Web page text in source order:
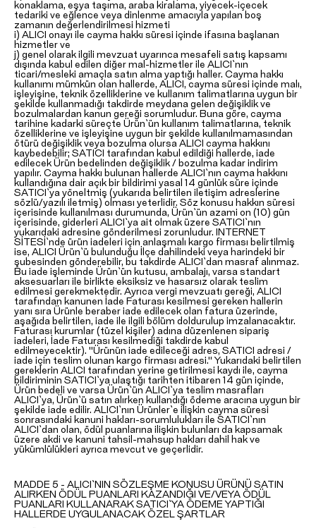
konaklama, eşya taşıma, araba kiralama, yiyecek-içecek
tedariki ve eğlence veya dinlenme amacıyla yapılan boş
zamanın değerlendirilmesi hizmeti
i) ALICI onayı ile cayma hakkı süresi içinde ifasına başlanan
hizmetler ve
j) genel olarak ilgili mevzuat uyarınca mesafeli satış kapsamı
dışında kabul edilen diğer mal-hizmetler ile ALICI`nın
ticari/mesleki amaçla satın alma yaptığı haller. Cayma hakkı
kullanımı mümkün olan hallerde, ALICI, cayma süresi içinde malı,
işleyişine, teknik özelliklerine ve kullanım talimatlarına uygun bir
şekilde kullanmadığı takdirde meydana gelen değişiklik ve
bozulmalardan kanun gereği sorumludur. Buna göre, cayma
tarihine kadarki süreçte Ürün`ün kullanım talimatlarına, teknik
özelliklerine ve işleyişine uygun bir şekilde kullanılmamasından
ötürü değişiklik veya bozulma olursa ALICI cayma hakkını
kaybedebilir; SATICI tarafından kabul edildiği hallerde, iade
edilecek Ürün bedelinden değişiklik / bozulma kadar indirim
yapılır. Cayma hakkı bulunan hallerde ALICI`nın cayma hakkını
kullandığına dair açık bir bildirimi yasal 14 günlük süre içinde
SATICI`ya yöneltmiş (yukarıda belirtilen iletişim adreslerine
sözlü/yazılı iletmiş) olması yeterlidir. Söz konusu hakkın süresi
içerisinde kullanılması durumunda, Ürün`ün azami on (10) gün
içerisinde, giderleri ALICI`ya ait olmak üzere SATICI`nın
yukarıdaki adresine gönderilmesi zorunludur. INTERNET
SİTESİ`nde ürün iadeleri için anlaşmalı kargo firması belirtilmiş
ise, ALICI Ürün`ü bulunduğu İlçe dahilindeki veya harindeki bir
şubesinden gönderebilir, bu takdirde ALICI`dan masraf alınmaz.
Bu iade işleminde Ürün`ün kutusu, ambalajı, varsa standart
aksesuarları ile birlikte eksiksiz ve hasarsız olarak teslim
edilmesi gerekmektedir. Ayrıca vergi mevzuatı gereği, ALICI
tarafından kanunen İade Faturası kesilmesi gereken hallerin
yanı sıra Ürünle beraber iade edilecek olan fatura üzerinde,
aşağıda belirtilen, iade ile ilgili bölüm doldurulup imzalanacaktır.
Faturası kurumlar (tüzel kişiler) adına düzenlenen sipariş
iadeleri, İade Faturası kesilmediği takdirde kabul
edilmeyecektir). "Ürünün iade edileceği adres, SATICI adresi /
iade için teslim olunan kargo firması adresi." Yukarıdaki belirtilen
gereklerin ALICI tarafından yerine getirilmesi kaydı ile, cayma
bildiriminin SATICI`ya ulaştığı tarihten itibaren 14 gün içinde,
Ürün bedeli ve varsa Ürün`ün ALICI`ya teslim masrafları
ALICI`ya, Ürün`ü satın alırken kullandığı ödeme aracına uygun bir
şekilde iade edilir. ALICI`nın Ürünler`e ilişkin cayma süresi
sonrasındaki kanuni hakları-sorumlulukları ile SATICI`nın
ALICI`dan olan, ödül puanlarına ilişkin bulunları da kapsamak
üzere akdi ve kanuni tahsil-mahsup hakları dahil hak ve
yükümlülükleri ayrıca mevcut ve geçerlidir.
MADDE 5 - ALICI`NIN SÖZLEŞME KONUSU ÜRÜNÜ SATIN
ALIRKEN ÖDÜL PUANLARI KAZANDIĞI VE/VEYA ÖDÜL
PUANLARI KULLANARAK SATICI`YA ÖDEME YAPTIĞI
HALLERDE UYGULANACAK ÖZEL ŞARTLAR